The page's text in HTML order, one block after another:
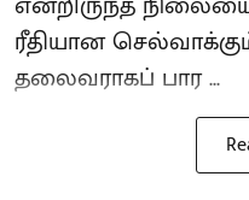
ரீதியான
தலைவராகப் பார ...